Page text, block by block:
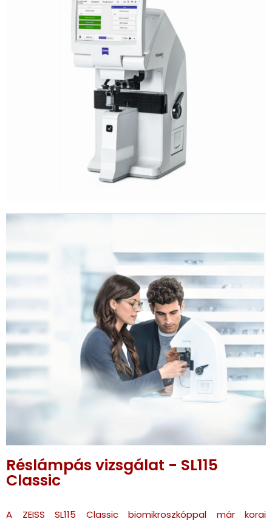
Réslámpás vizsgálat - SL115
Classic
A ZEISS SL115 Classic biomikroszkóppal már korai